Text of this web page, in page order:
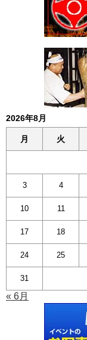
2026年8月
月 火
3 4
10 11
17 18
24 25
31
« 6月